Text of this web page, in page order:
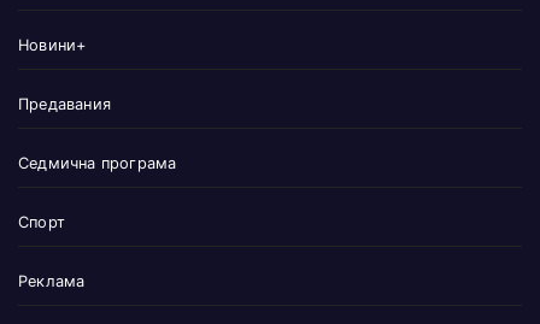
Новини+
Предавания
Седмична програма
Спорт
Реклама